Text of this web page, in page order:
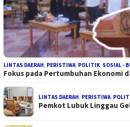
LINTAS DAERAH PERISTIWA POLITIK SOSIAL -
Fokus pada Pertumbuhan Ekonomi
LINTAS DAERAH PERISTIWA
Pemkot Lubuk Linggau